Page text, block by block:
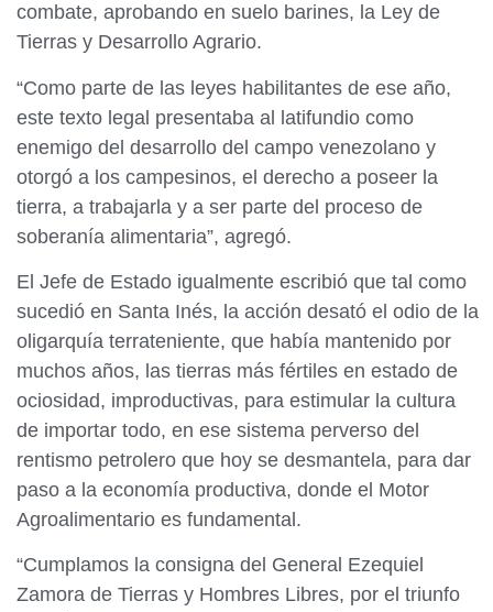
combate, aprobando en suelo barines, la Ley de
Tierras y Desarrollo Agrario.
“Como parte de las leyes habilitantes de ese año,
este texto legal presentaba al latifundio como
enemigo del desarrollo del campo venezolano y
otorgó a los campesinos, el derecho a poseer la
tierra, a trabajarla y a ser parte del proceso de
soberanía alimentaria”, agregó.
El Jefe de Estado igualmente escribió que tal como
sucedió en Santa Inés, la acción desató el odio de la
oligarquía terrateniente, que había mantenido por
muchos años, las tierras más fértiles en estado de
ociosidad, improductivas, para estimular la cultura
de importar todo, en ese sistema perverso del
rentismo petrolero que hoy se desmantela, para dar
paso a la economía productiva, donde el Motor
Agroalimentario es fundamental.
“Cumplamos la consigna del General Ezequiel
Zamora de Tierras y Hombres Libres, por el triunfo